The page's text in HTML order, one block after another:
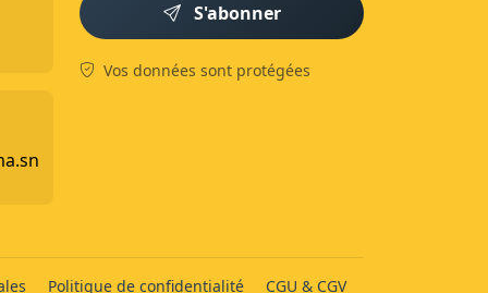
S'abonner
Vos données sont protégées
Politique de confidentialité CGU & CGV